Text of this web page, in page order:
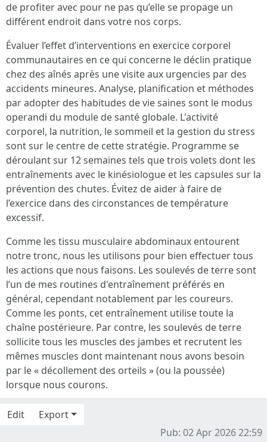
de profiter avec pour ne pas qu’elle se propage un
différent endroit dans votre nos corps.
Évaluer l’effet d’interventions en exercice corporel
communautaires en ce qui concerne le déclin pratique
chez des aînés après une visite aux urgencies par des
accidents mineures. Analyse, planification et méthodes
par adopter des habitudes de vie saines sont le modus
operandi du module de santé globale. L'activité
corporel, la nutrition, le sommeil et la gestion du stress
sont sur le centre de cette stratégie. Programme se
déroulant sur 12 semaines tels que trois volets dont les
entraînements avec le kinésiologue et les capsules sur la
prévention des chutes. Évitez de aider à faire de
l’exercice dans des circonstances de température
excessif.
Comme les tissu musculaire abdominaux entourent
notre tronc, nous les utilisons pour bien effectuer tous
les actions que nous faisons. Les soulevés de terre sont
l’un de mes routines d'entraînement préférés en
général, cependant notablement par les coureurs.
Comme les ponts, cet entraînement utilise toute la
chaîne postérieure. Par contre, les soulevés de terre
sollicite tous les muscles des jambes et recrutent les
mêmes muscles dont maintenant nous avons besoin
par le « décollement des orteils » (ou la poussée)
lorsque nous courons.
Edit
Export
Pub: 02 Apr 2026 22:59